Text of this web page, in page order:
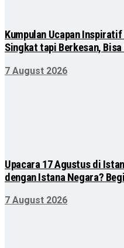
Kumpulan Ucapan
Singkat tapi Berkesan,
7 August 2026
Upacara 17 Agustus di
dengan Istana Negara?
7 August 2026